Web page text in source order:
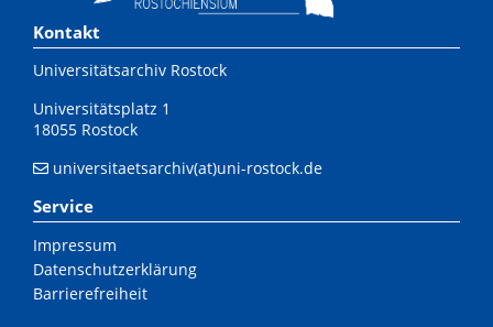
Kontakt
Universitätsarchiv Rostock
Universitätsplatz 1
18055 Rostock
universitaetsarchiv(at)uni-rostock.de
Service
Impressum
Datenschutzerklärung
Barrierefreiheit